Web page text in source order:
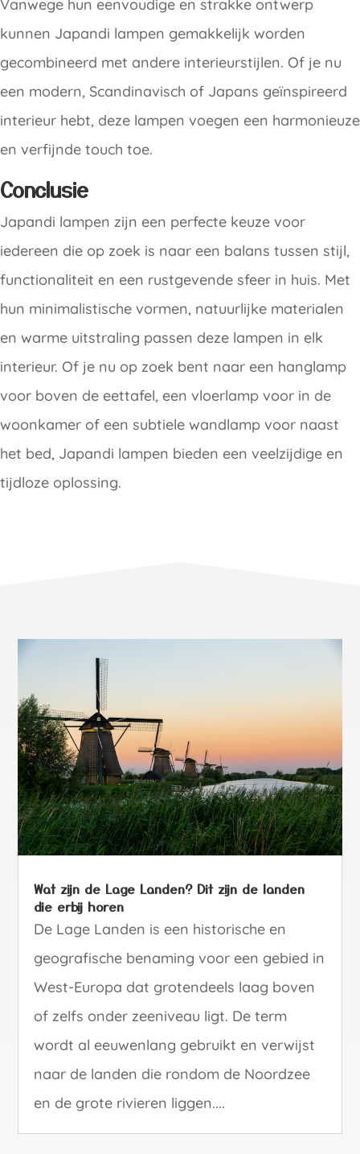
Vanwege hun eenvoudige en strakke ontwerp
kunnen Japandi lampen gemakkelijk worden
gecombineerd met andere interieurstijlen. Of je nu
een modern, Scandinavisch of Japans geïnspireerd
interieur hebt, deze lampen voegen een harmonieuze
en verfijnde touch toe.
Conclusie
Japandi lampen zijn een perfecte keuze voor
iedereen die op zoek is naar een balans tussen stijl,
functionaliteit en een rustgevende sfeer in huis. Met
hun minimalistische vormen, natuurlijke materialen
en warme uitstraling passen deze lampen in elk
interieur. Of je nu op zoek bent naar een hanglamp
voor boven de eettafel, een vloerlamp voor in de
woonkamer of een subtiele wandlamp voor naast
het bed, Japandi lampen bieden een veelzijdige en
tijdloze oplossing.
Wat zijn de Lage Landen? Dit zijn de landen
die erbij horen
De Lage Landen is een historische en
geografische benaming voor een gebied in
West-Europa dat grotendeels laag boven
of zelfs onder zeeniveau ligt. De term
wordt al eeuwenlang gebruikt en verwijst
naar de landen die rondom de Noordzee
en de grote rivieren liggen....